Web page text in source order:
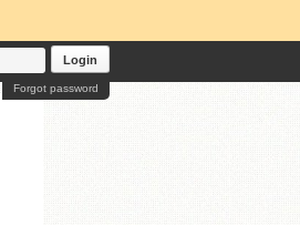
Login
Forgot password